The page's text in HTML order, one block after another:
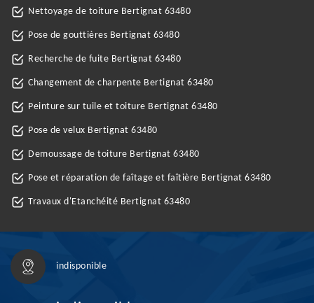
Nettoyage de toiture Bertignat 63480
Pose de gouttières Bertignat 63480
Recherche de fuite Bertignat 63480
Changement de charpente Bertignat 63480
Peinture sur tuile et toiture Bertignat 63480
Pose de velux Bertignat 63480
Demoussage de toiture Bertignat 63480
Pose et réparation de faîtage et faîtière Bertignat 63480
Travaux d'Etanchéité Bertignat 63480
indisponible